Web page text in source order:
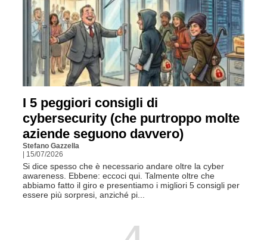
I 5 peggiori consigli di
cybersecurity (che purtroppo molte
aziende seguono davvero)
Stefano Gazzella
| 15/07/2026
Si dice spesso che è necessario andare oltre la cyber
awareness. Ebbene: eccoci qui. Talmente oltre che
abbiamo fatto il giro e presentiamo i migliori 5 consigli per
essere più sorpresi, anziché pi...